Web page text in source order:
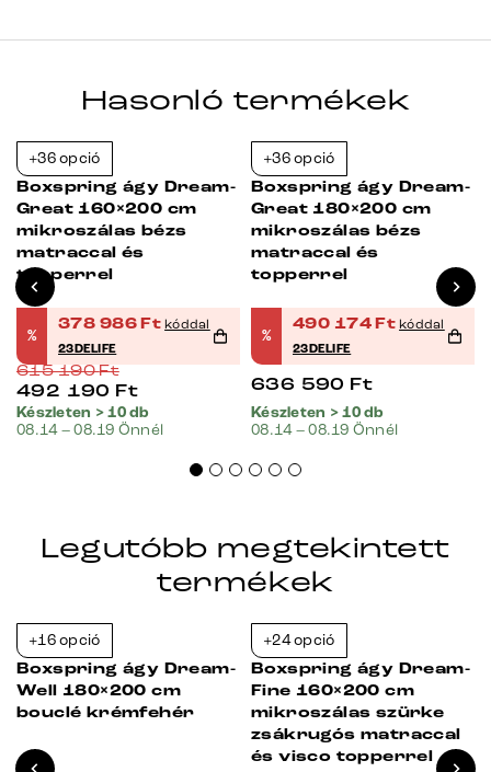
Hasonló termékek
Bestseller
+36 opció
Boxspring ágy Dream-
Great 160×200 cm
mikroszálas bézs
matraccal és
topperrel
%
378 986Ft kóddal
23DELIFE
615 190Ft
492 190 Ft
Készleten > 10 db
08.14 – 08.19 Önnél
+36 opció
Boxspring ágy Dream-
Great 180×200 cm
mikroszálas bézs
matraccal és
topperrel
%
490 174Ft kóddal
23DELIFE
636 590 Ft
Készleten > 10 db
08.14 – 08.19 Önnél
Legutóbb megtekintett
termékek
+16 opció
Boxspring ágy Dream-
Well 180×200 cm
bouclé krémfehér
+24 opció
Boxspring ágy Dream-
Fine 160×200 cm
mikroszálas szürke
zsákrugós matraccal
és visco topperrel